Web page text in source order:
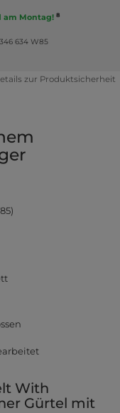
am Montag! 8
634 W85
zur Produktsicherheit
With
Gürtel mit